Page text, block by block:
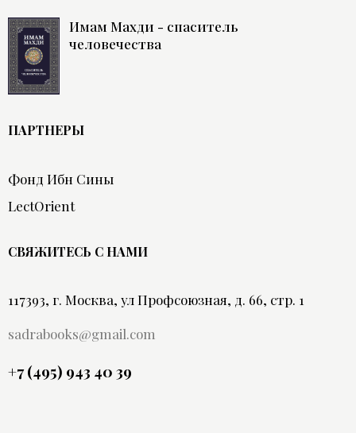
Имам Махди - спаситель
человечества
ПАРТНЕРЫ
Фонд Ибн Сины
LectOrient
СВЯЖИТЕСЬ С НАМИ
117393, г. Москва, ул Профсоюзная, д. 66, стр. 1
sadrabooks@gmail.com
+7 (495) 943 40 39